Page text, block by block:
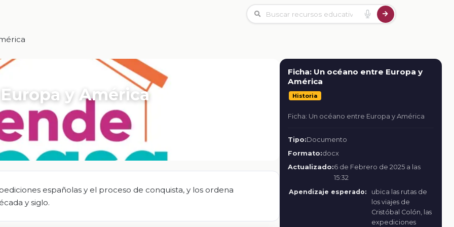
y América
españolas y el proceso de conquista, y los ordena
y siglo.
Ficha: Un océano entre Europa y
América
Historia
Ficha: Un océano entre Europa y América
Tipo:Documento
Formato:docx
Actualizado:6 de Febrero de 2025 a las
15:32
Apendizaje esperado:
ubica las rutas de
los viajes de
Cristóbal Colón, las
expediciones